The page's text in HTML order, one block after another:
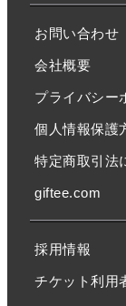
お問い合わせ
会社概要
プライバシー
個人情報保護
特定商取引法
giftee.com
採用情報
チケット利用